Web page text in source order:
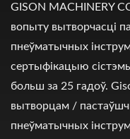
GISON MACHINERY
вопыту вытворчасці
пнеўматычных
сертыфікацыю
больш за 25 гадоў.
вытворцам /
пнеўматычных